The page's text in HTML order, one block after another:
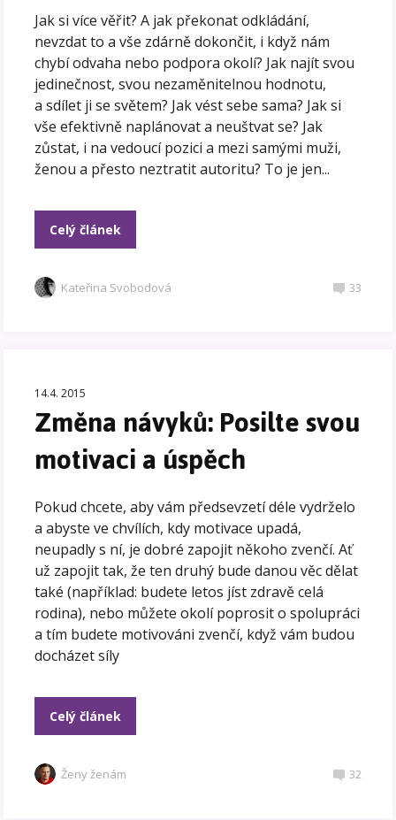
Jak si více věřit? A jak překonat odkládání,
nevzdat to a vše zdárně dokončit, i když nám
chybí odvaha nebo podpora okolí? Jak najít svou
jedinečnost, svou nezaměnitelnou hodnotu,
a sdílet ji se světem? Jak vést sebe sama? Jak si
vše efektivně naplánovat a neuštvat se? Jak
zůstat, i na vedoucí pozici a mezi samými muži,
ženou a přesto neztratit autoritu? To je jen...
Celý článek
Kateřina Svobodová 33
14.4. 2015
Změna návyků: Posilte svou
motivaci a úspěch
Pokud chcete, aby vám předsevzetí déle vydrželo
a abyste ve chvílích, kdy motivace upadá,
neupadly s ní, je dobré zapojit někoho zvenčí. Ať
už zapojit tak, že ten druhý bude danou věc dělat
také (například: budete letos jíst zdravě celá
rodina), nebo můžete okolí poprosit o spolupráci
a tím budete motivováni zvenčí, když vám budou
docházet síly
Celý článek
Ženy ženám 32